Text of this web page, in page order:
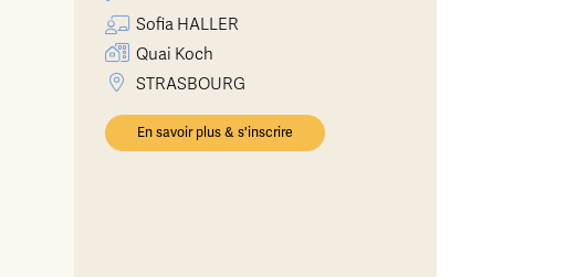
Sofia HALLER
Quai Koch
STRASBOURG
En savoir plus & s'inscrire